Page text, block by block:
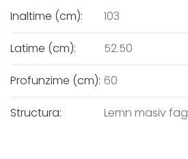
Inaltime (cm): 103
Latime (cm): 52.50
Profunzime (cm): 60
Structura: Lemn masiv fag